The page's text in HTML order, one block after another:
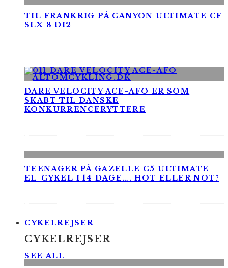
TIL FRANKRIG PÅ CANYON ULTIMATE CF
SLX 8 DI2
DARE VELOCITY ACE-AFO ER SOM
SKABT TIL DANSKE
KONKURRENCERYTTERE
TEENAGER PÅ GAZELLE C5 ULTIMATE
EL-CYKEL I 14 DAGE…. HOT ELLER NOT?
CYKELREJSER
CYKELREJSER
SEE ALL